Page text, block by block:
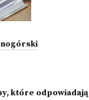
które